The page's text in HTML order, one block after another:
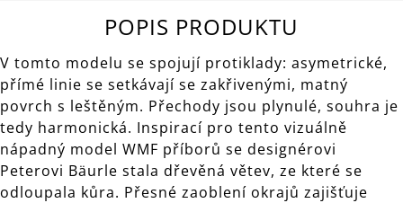
POPIS PRODUKTU
V tomto modelu se spojují protiklady: asymetrické,
přímé linie se setkávají se zakřivenými, matný
povrch s leštěným. Přechody jsou plynulé, souhra je
tedy harmonická. Inspirací pro tento vizuálně
nápadný model WMF příborů se designérovi
Peterovi Bäurle stala dřevěná větev, ze které se
odloupala kůra. Přesné zaoblení okrajů zajišťuje